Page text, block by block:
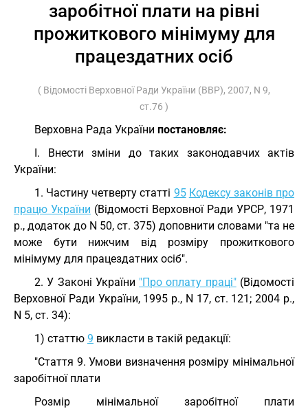
заробітної плати на рівні
прожиткового мінімуму для
працездатних осіб
( Відомості Верховної Ради України (ВВР), 2007, N 9,
ст.76 )
Верховна Рада України постановляє:
I. Внести зміни до таких законодавчих актів
України:
1. Частину четверту статті 95 Кодексу законів про
працю України (Відомості Верховної Ради УРСР, 1971
р., додаток до N 50, ст. 375) доповнити словами "та не
може бути нижчим від розміру прожиткового
мінімуму для працездатних осіб".
2. У Законі України "Про оплату праці"(Відомості
Верховної Ради України, 1995 р., N 17, ст. 121; 2004 р.,
N 5, ст. 34):
1) статтю 9 викласти в такій редакції:
"Стаття 9. Умови визначення розміру мінімальної
заробітної плати
Розмір мінімальної заробітної плати